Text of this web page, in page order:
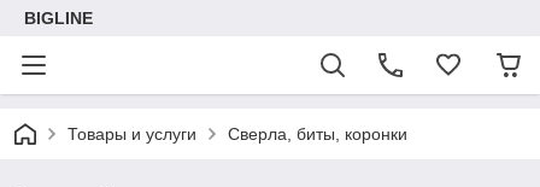
BIGLINE
Товары и услуги Сверла, биты, коронки